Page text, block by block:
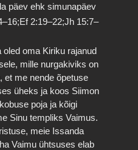
päev ehk simunapäev
2:19–22;Jh 15:7–
oled oma Kiriku rajanud
mille nurgakiviks on
et me nende õpetuse
üheks ja koos Siimon
poja ja kõigi
Sinu templiks Vaimus.
meie Issanda
Vaimu ühtsuses elab